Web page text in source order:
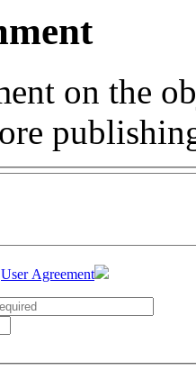
on the
User Agreement